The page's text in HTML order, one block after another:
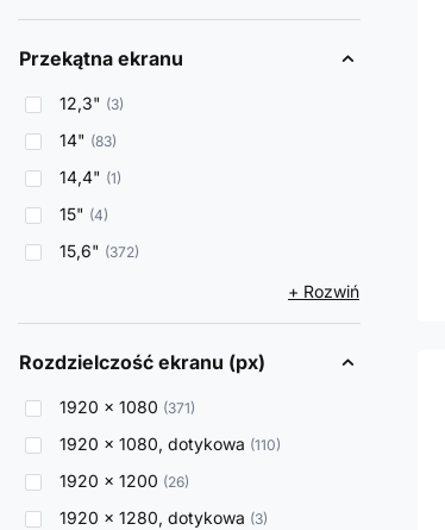
Przekątna ekranu
12,3" 3
14" 83
14,4" 1
15" 4
15,6" 372
+ Rozwiń
Rozdzielczość ekranu (px)
1920 x 1080 371
1920 x 1080, dotykowa 110
1920 x 1200 26
1920 x 1280, dotykowa 3